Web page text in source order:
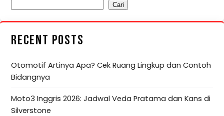
Cari
RECENT POSTS
Otomotif Artinya Apa? Cek Ruang Lingkup dan Contoh
Bidangnya
Moto3 Inggris 2026: Jadwal Veda Pratama dan Kans di
Silverstone